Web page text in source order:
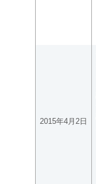
2015年4月2日